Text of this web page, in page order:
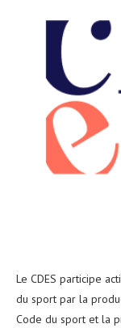
Le CDES participe
du sport par la
Code du sport et la